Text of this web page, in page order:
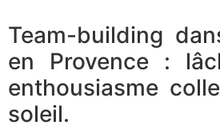
Team-building
en Provence :
enthousiasme
soleil.